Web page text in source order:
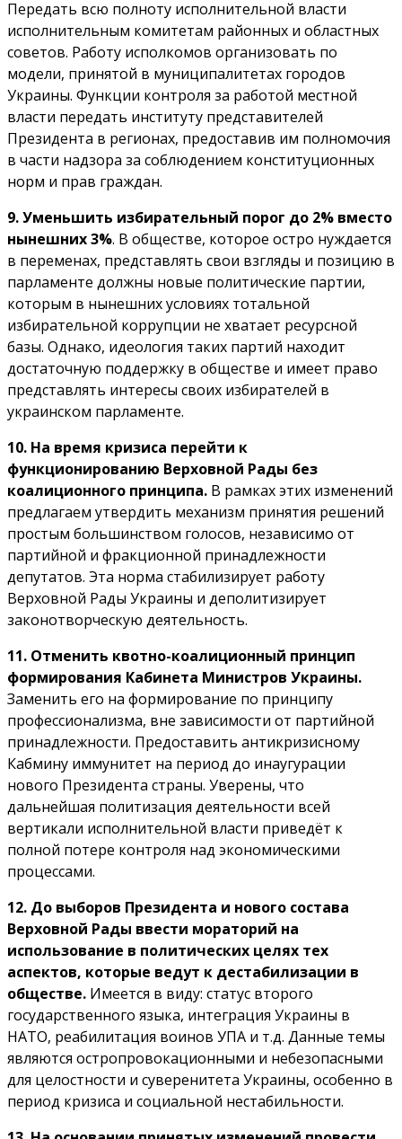
Передать всю полноту исполнительной власти
исполнительным комитетам районных и областных
советов. Работу исполкомов организовать по
модели, принятой в муниципалитетах городов
Украины. Функции контроля за работой местной
власти передать институту представителей
Президента в регионах, предоставив им полномочия
в части надзора за соблюдением конституционных
норм и прав граждан.
9. Уменьшить избирательный порог до 2% вместо
нынешних 3%. В обществе, которое остро нуждается
в переменах, представлять свои взгляды и позицию в
парламенте должны новые политические партии,
которым в нынешних условиях тотальной
избирательной коррупции не хватает ресурсной
базы. Однако, идеология таких партий находит
достаточную поддержку в обществе и имеет право
представлять интересы своих избирателей в
украинском парламенте.
10. На время кризиса перейти к
функционированию Верховной Рады без
коалиционного принципа. В рамках этих изменений
предлагаем утвердить механизм принятия решений
простым большинством голосов, независимо от
партийной и фракционной принадлежности
депутатов. Эта норма стабилизирует работу
Верховной Рады Украины и деполитизирует
законотворческую деятельность.
11. Отменить квотно-коалиционный принцип
формирования Кабинета Министров Украины.
Заменить его на формирование по принципу
профессионализма, вне зависимости от партийной
принадлежности. Предоставить антикризисному
Кабмину иммунитет на период до инаугурации
нового Президента страны. Уверены, что
дальнейшая политизация деятельности всей
вертикали исполнительной власти приведёт к
полной потере контроля над экономическими
процессами.
12. До выборов Президента и нового состава
Верховной Рады ввести мораторий на
использование в политических целях тех
аспектов, которые ведут к дестабилизации в
обществе. Имеется в виду: статус второго
государственного языка, интеграция Украины в
НАТО, реабилитация воинов УПА и т.д. Данные темы
являются остропровокационными и небезопасными
для целостности и суверенитета Украины, особенно в
период кризиса и социальной нестабильности.